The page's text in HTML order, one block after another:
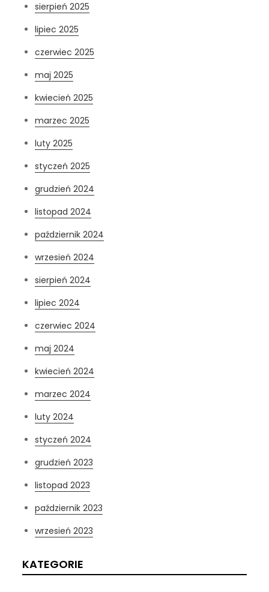
sierpień 2025
lipiec 2025
czerwiec 2025
maj 2025
kwiecień 2025
marzec 2025
luty 2025
styczeń 2025
grudzień 2024
listopad 2024
październik 2024
wrzesień 2024
sierpień 2024
lipiec 2024
czerwiec 2024
maj 2024
kwiecień 2024
marzec 2024
luty 2024
styczeń 2024
grudzień 2023
listopad 2023
październik 2023
wrzesień 2023
KATEGORIE